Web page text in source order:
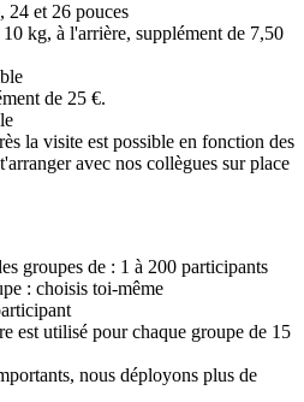
24 et 26 pouces
kg, à l'arrière, supplément de 7,50
de 25 €.
la visite est possible en fonction des
avec nos collègues sur place
groupes de : 1 à 200 participants
: choisis toi-même
est utilisé pour chaque groupe de 15
nous déployons plus de